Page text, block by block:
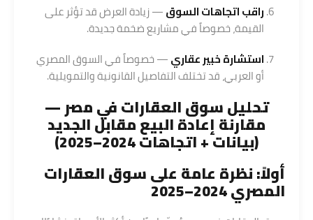
راقب اتجاهات السوق— زيادة العرض قد تؤثر على
القيمة، خصوصاً في مشاريع ضخمة جديدة.
استشارة خبير عقاري— خصوصاً في السوق المصري
أو العربي، قد تختلف التفاصيل القانونية والتمويلية.
تحليل سوق العقارات في مصر —
مقارنة إعادة البيع مقابل الجديد
(بيانات + اتجاهات 2024–2025)
أولاً: نظرة عامة على سوق العقارات
المصري 2024–2025